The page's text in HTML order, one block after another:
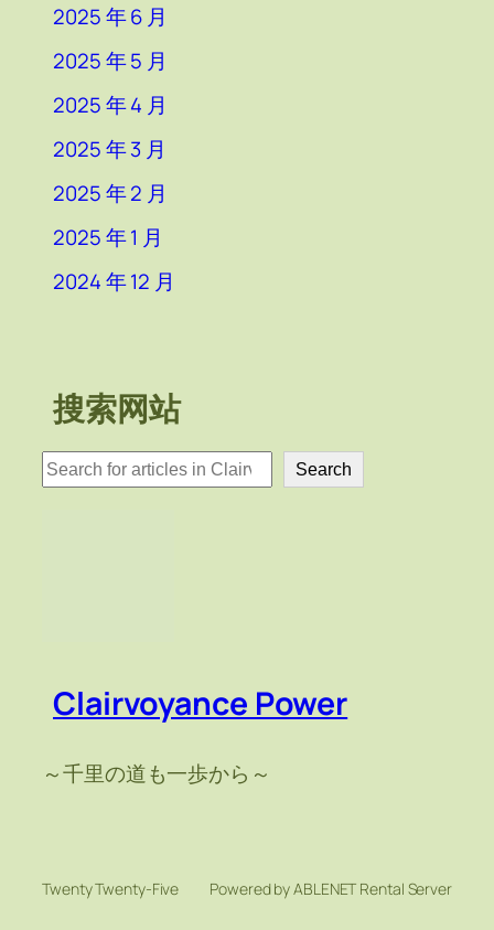
2025 年 6 月
2025 年 5 月
2025 年 4 月
2025 年 3 月
2025 年 2 月
2025 年 1 月
2024 年 12 月
搜索网站
検
索
Search
Clairvoyance Power
～千里の道も一歩から～
Twenty Twenty-Five Powered by ABLENET Rental Server